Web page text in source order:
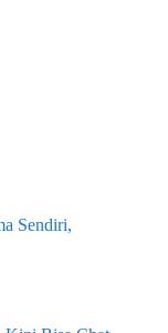
Sendiri,